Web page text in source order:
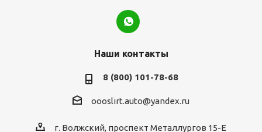
Наши контакты
8 (800) 101-78-68
oooslirt.auto@yandex.ru
г. Волжский, проспект Металлургов 15-Е